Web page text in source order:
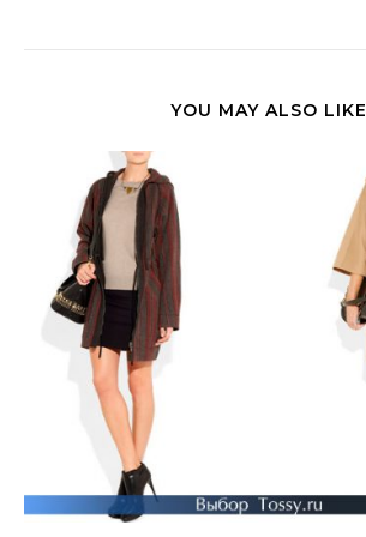
YOU MAY ALSO LIKE